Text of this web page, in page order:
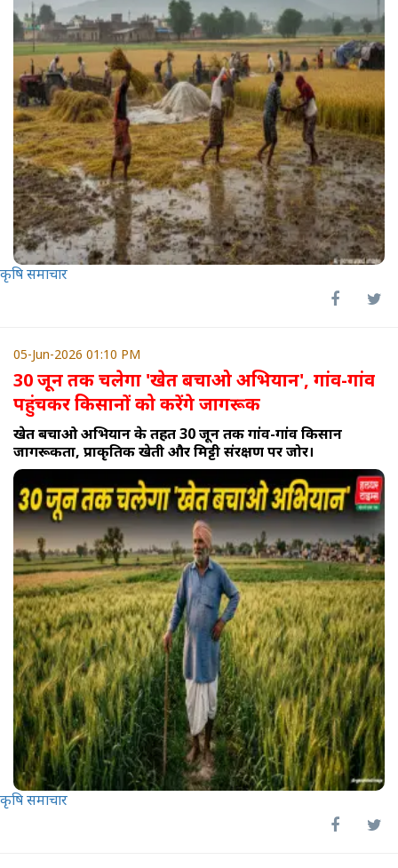
कृषि समाचार
05-Jun-2026 01:10 PM
30 जून तक चलेगा 'खेत बचाओ अभियान', गांव-गांव
पहुंचकर किसानों को करेंगे जागरूक
खेत बचाओ अभियान के तहत 30 जून तक गांव-गांव किसान
जागरूकता, प्राकृतिक खेती और मिट्टी संरक्षण पर जोर।
कृषि समाचार